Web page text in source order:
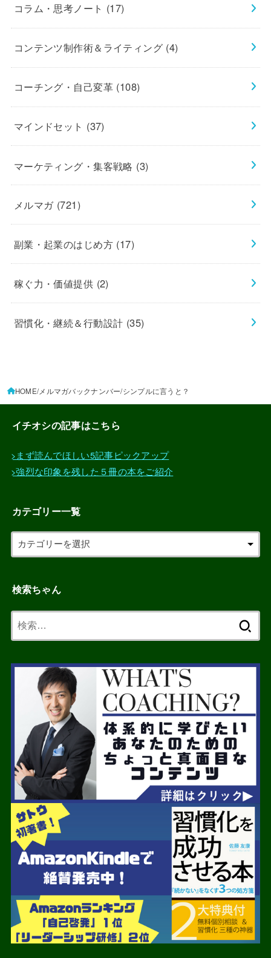
コラム・思考ノート (17)
コンテンツ制作術＆ライティング (4)
コーチング・自己変革 (108)
マインドセット (37)
マーケティング・集客戦略 (3)
メルマガ (721)
副業・起業のはじめ方 (17)
稼ぐ力・価値提供 (2)
習慣化・継続＆行動設計 (35)
HOME メルマガバックナンバー シンプルに言うと？
イチオシの記事はこちら
>まず読んでほしい5記事ピックアップ
>強烈な印象を残した５冊の本をご紹介
カテゴリー一覧
検索ちゃん